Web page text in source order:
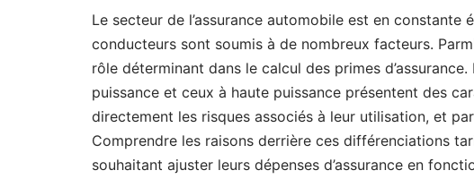
Le secteur de l’assurance automobile est en
conducteurs sont soumis à de nombreux facteurs.
rôle déterminant dans le calcul des primes
puissance et ceux à haute puissance présentent des
directement les risques associés à leur utilisation, et
Comprendre les raisons derrière ces différenciations
souhaitant ajuster leurs dépenses d’assurance en